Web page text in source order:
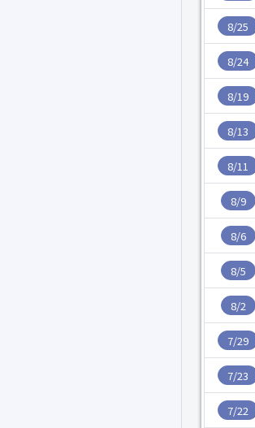
8/25
8/24
8/19
8/13
8/11
8/9
8/6
8/5
8/2
7/29
7/23
7/22